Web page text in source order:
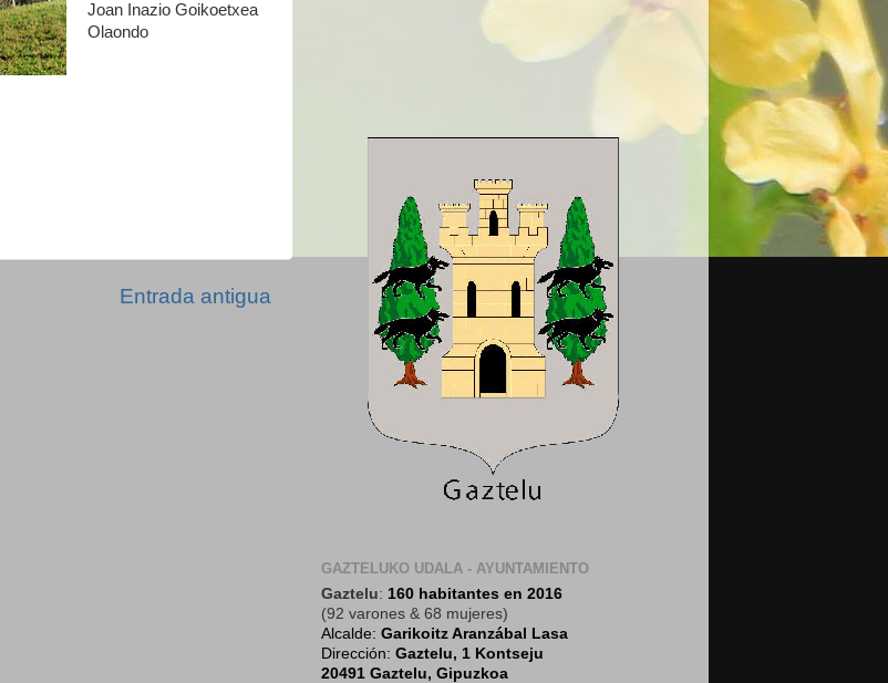
Joan Inazio Goikoetxea
Olaondo
Entrada antigua
GAZTELUKO UDALA - AYUNTAMIENTO
Gaztelu: 160 habitantes en 2016
(92 varones & 68 mujeres)
Alcalde: Garikoitz Aranzábal Lasa
Dirección: Gaztelu, 1 Kontseju
20491 Gaztelu, Gipuzkoa